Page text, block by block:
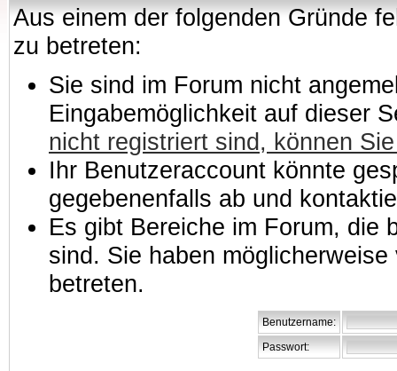
Aus einem der folgenden Gründe
zu betreten:
Sie sind im Forum nicht
Eingabemöglichkeit auf dieser
nicht registriert sind, können
Ihr Benutzeraccount könnte
gegebenenfalls ab und
Es gibt Bereiche im Forum, die
sind. Sie haben
betreten.
Benutzername:
Passwort: